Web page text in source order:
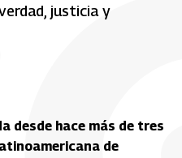
justicia y
desde hace más de tres
de